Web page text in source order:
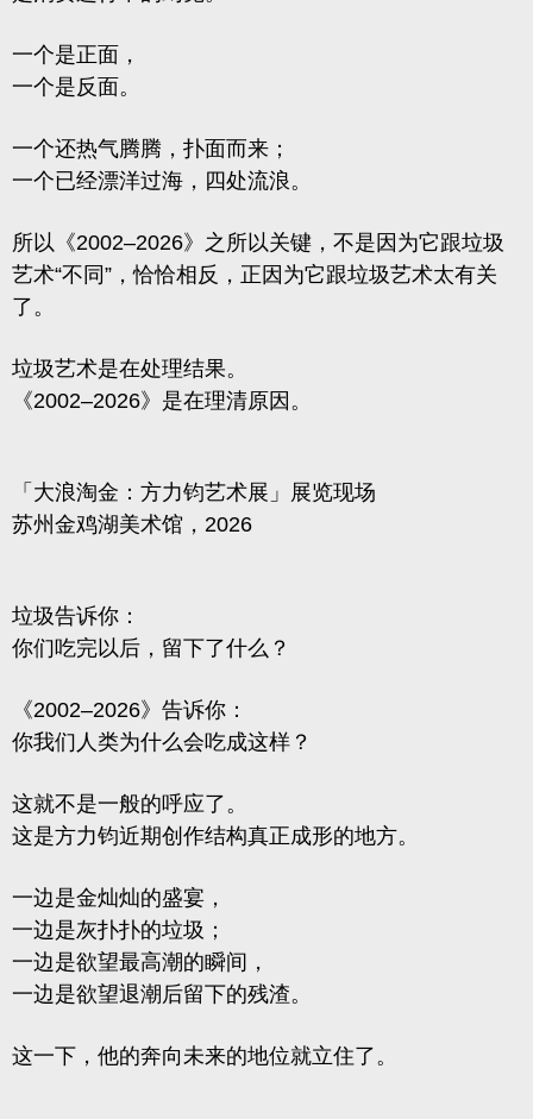
一个是正面，
一个是反面。
一个还热气腾腾，扑面而来；
一个已经漂洋过海，四处流浪。
所以《2002–2026》之所以关键，不是因为它跟垃圾
艺术“不同”，恰恰相反，正因为它跟垃圾艺术太有关
了。
垃圾艺术是在处理结果。
《2002–2026》是在理清原因。
「大浪淘金：方力钧艺术展」展览现场
苏州金鸡湖美术馆，2026
垃圾告诉你：
你们吃完以后，留下了什么？
《2002–2026》告诉你：
你我们人类为什么会吃成这样？
这就不是一般的呼应了。
这是方力钧近期创作结构真正成形的地方。
一边是金灿灿的盛宴，
一边是灰扑扑的垃圾；
一边是欲望最高潮的瞬间，
一边是欲望退潮后留下的残渣。
这一下，他的奔向未来的地位就立住了。